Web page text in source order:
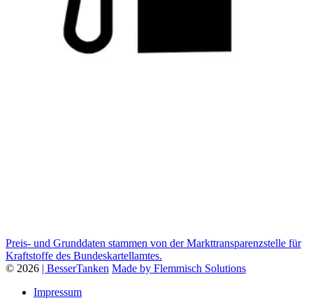
Preis- und Grunddaten stammen von der Markttransparenzstelle für
Kraftstoffe des Bundeskartellamtes.
© 2026 | BesserTanken Made by Flemmisch Solutions
Impressum